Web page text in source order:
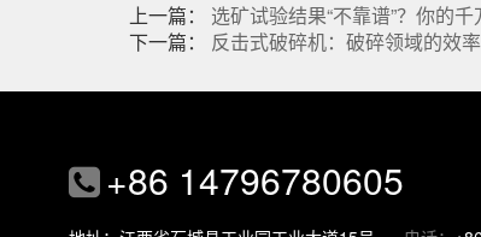
上一篇： 选矿试验结果“不靠谱”？你的
下一篇： 反击式破碎机：破碎领域的效
+86 14796780605